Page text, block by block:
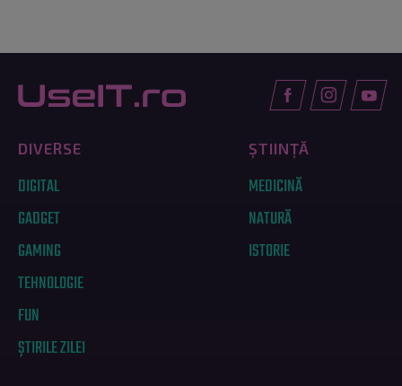
DIVERSE
DIGITAL
GADGET
GAMING
TEHNOLOGIE
FUN
ȘTIRILE ZILEI
ȘTIINȚĂ
MEDICINĂ
NATURĂ
ISTORIE